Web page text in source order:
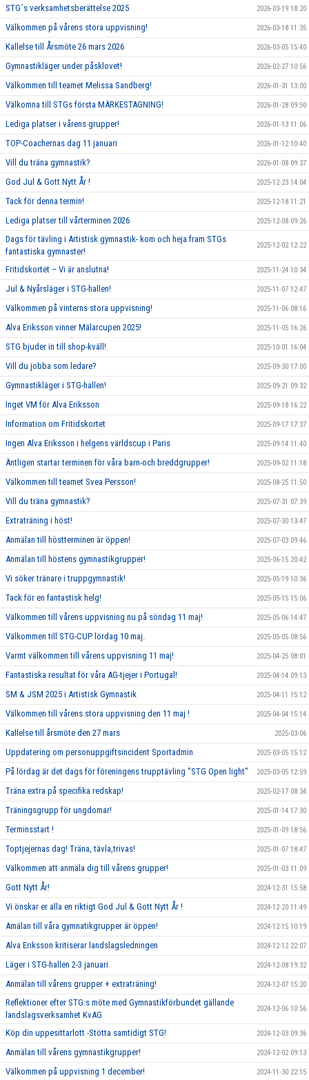
STG´s verksamhetsberättelse 2025 2026-03-19 18:20
Välkommen på vårens stora uppvisning! 2026-03-18 11:35
Kallelse till Årsmöte 26 mars 2026 2026-03-05 15:40
Gymnastikläger under påsklovet! 2026-02-27 10:56
Välkommen till teamet Melissa Sandberg! 2026-01-31 13:00
Välkomna till STGs första MÄRKESTAGNING! 2026-01-28 09:50
Lediga platser i vårens grupper! 2026-01-13 11:06
TOP-Coachernas dag 11 januari 2026-01-12 10:40
Vill du träna gymnastik? 2026-01-08 09:37
God Jul & Gott Nytt År ! 2025-12-23 14:04
Tack för denna termin! 2025-12-18 11:21
Lediga platser till vårterminen 2026 2025-12-08 09:26
Dags för tävling i Artistisk gymnastik- kom och heja fram STGs
fantastiska gymnaster!
2025-12-02 12:22
Fritidskortet – Vi är anslutna! 2025-11-24 10:34
Jul & Nyårsläger i STG-hallen! 2025-11-07 12:47
Välkommen på vinterns stora uppvisning! 2025-11-06 08:16
Alva Eriksson vinner Mälarcupen 2025! 2025-11-05 16:26
STG bjuder in till shop-kväll! 2025-10-01 16:04
Vill du jobba som ledare? 2025-09-30 17:00
Gymnastikläger i STG-hallen! 2025-09-21 09:32
Inget VM för Alva Eriksson 2025-09-18 16:22
Information om Fritidskortet 2025-09-17 17:37
Ingen Alva Eriksson i helgens världscup i Paris 2025-09-14 11:40
Äntligen startar terminen för våra barn-och breddgrupper! 2025-09-02 11:18
Välkommen till teamet Svea Persson! 2025-08-25 11:50
Vill du träna gymnastik? 2025-07-31 07:39
Extraträning i höst! 2025-07-30 13:47
Anmälan till höstterminen är öppen! 2025-07-03 09:46
Anmälan till höstens gymnastikgrupper! 2025-06-15 20:42
Vi söker tränare i truppgymnastik! 2025-05-19 10:36
Tack för en fantastisk helg! 2025-05-15 15:06
Välkommen till vårens uppvisning nu på söndag 11 maj! 2025-05-06 14:47
Välkommen till STG-CUP lördag 10 maj. 2025-05-05 08:56
Varmt välkommen till vårens uppvisning 11 maj! 2025-04-25 08:01
Fantastiska resultat för våra AG-tjejer i Portugal! 2025-04-14 09:13
SM & JSM 2025 i Artistisk Gymnastik 2025-04-11 15:12
Välkommen till vårens stora uppvisning den 11 maj ! 2025-04-04 15:14
Kallelse till årsmöte den 27 mars 2025-03-06
Uppdatering om personuppgiftsincident Sportadmin 2025-03-05 15:12
På lördag är det dags för föreningens trupptävling "STG Open light" 2025-03-05 12:59
Träna extra på specifika redskap! 2025-02-17 08:34
Träningsgrupp för ungdomar! 2025-01-14 17:30
Terminsstart ! 2025-01-09 18:56
Toptjejernas dag! Träna, tävla,trivas! 2025-01-07 18:47
Välkommen att anmäla dig till vårens grupper! 2025-01-03 11:09
Gott Nytt År! 2024-12-31 15:58
Vi önskar er alla en riktigt God Jul & Gott Nytt År ! 2024-12-20 11:49
Amälan till våra gymnatikgrupper är öppen! 2024-12-15 10:19
Alva Eriksson kritiserar landslagsledningen 2024-12-12 22:07
Läger i STG-hallen 2-3 januari 2024-12-08 19:32
Anmälan till vårens grupper + extraträning! 2024-12-07 15:20
Reflektioner efter STG:s möte med Gymnastikförbundet gällande
landslagsverksamhet KvAG
2024-12-06 10:56
Köp din uppesittarlott -Stötta samtidigt STG! 2024-12-03 09:36
Anmälan till vårens gymnastikgrupper! 2024-12-02 09:13
Välkommen på uppvisning 1 december! 2024-11-30 22:15